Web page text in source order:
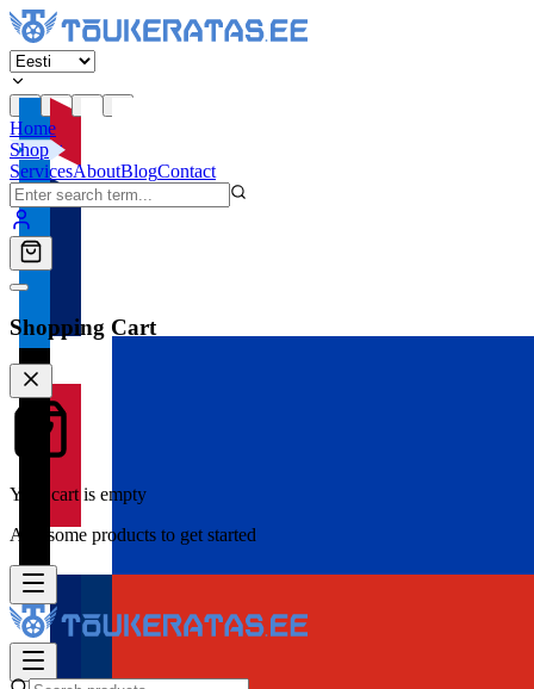
Home
Shop
ServicesAboutBlogContact
Shopping Cart
Your cart is empty
Add some products to get started